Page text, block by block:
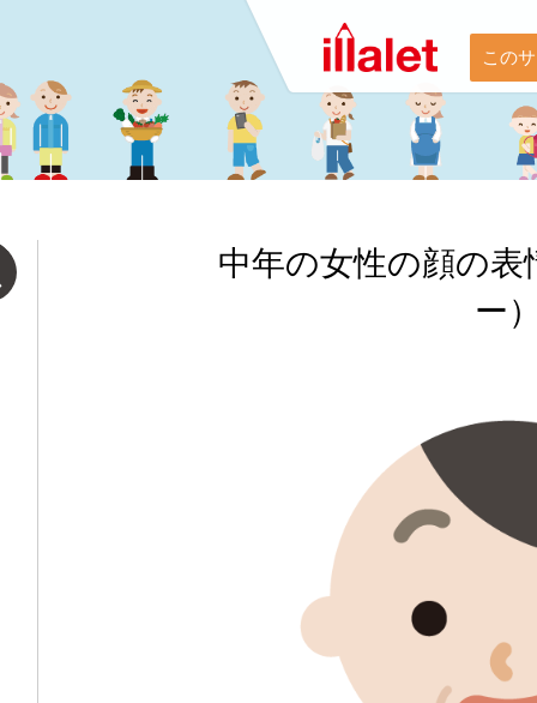
この
中年の女性の顔の
ー